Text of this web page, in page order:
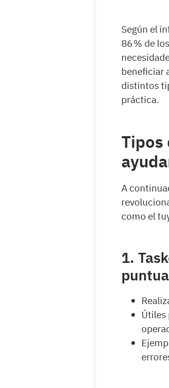
Según el
86 % de
beneficiar
distintos
práctica.
Tipos
A
como el
1.
Útiles